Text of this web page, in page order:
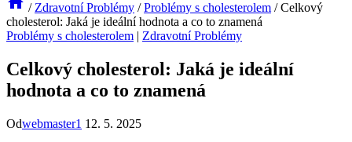
/ Zdravotní Problémy / Problémy s cholesterolem / Celkový
cholesterol: Jaká je ideální hodnota a co to znamená
Problémy s cholesterolem | Zdravotní Problémy
Celkový cholesterol: Jaká je ideální
hodnota a co to znamená
Odwebmaster1 12. 5. 2025